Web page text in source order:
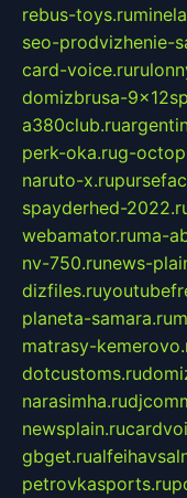
rebus-toys.ru
seo-prodvizhenie-
card-voice.ru
domizbrusa-
a380club.ru
perk-oka.rug-
naruto-x.ru
spayderhed-
webamator.ruma-
nv-750.runews-
dizfiles.ru
planeta-samara.ru
matrasy-
dotcustoms.ru
narasimha.ru
newsplain.ru
gbget.ru
petrovkasports.ru